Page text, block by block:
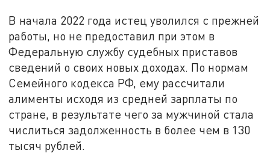
В начала 2022 года истец уволился с прежней
работы, но не предоставил при этом в
Федеральную службу судебных приставов
сведений о своих новых доходах. По нормам
Семейного кодекса РФ, ему рассчитали
алименты исходя из средней зарплаты по
стране, в результате чего за мужчиной стала
числиться задолженность в более чем в 130
тысяч рублей.